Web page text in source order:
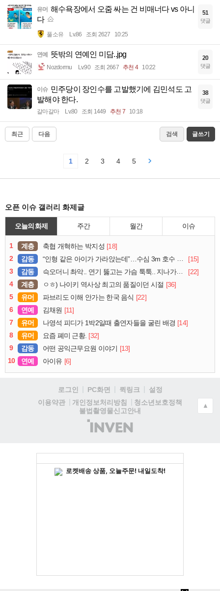
유머 해수욕장에서 오줌 싸는 건 비매너다 vs 아니
다
풀소유 Lv.86 조회 2627 10:25
51
댓글
연예 뜻밖의 연예인 미담..jpg
Nozdormu Lv.90 조회 2667 추천 4 10:22
20
댓글
이슈 민주당이 장인수를 고발했기에 김민석도 고
발해야 한다.
갈마갈마 Lv.80 조회 1449 추천 7 10:18
38
댓글
최근 다음 검색 글쓰기
1 2 3 4 5
오픈 이슈 갤러리 화제글
오늘의 화제 주간 월간 이슈
1 계층 축협 개혁하는 박지성 [18]
2
감동 “인형 같은 아이가 가라앉는데”…수심 3m 호수 뛰어든 60대 의인
[15]
3
감동 슥오더니 촤악.. 연기 뚫고는 가슴 툭툭.. 지나가던 아재의 정체
[22]
4
계층 ㅇㅎ) 나이키 역사상 최고의 품질이던 시절 [36]
5
유머 파브리도 이해 안가는 한국 음식 [22]
6
연예 김채원 [11]
7
유머 나영석 피디가 1박2일때 출연자들을 굴린 배경 [14]
8
유머 요즘 폐미 근황. [32]
9
감동 어떤 공익근무요원 이야기 [13]
10
연예 아이유 [6]
로그인 PC화면 퀵링크
설정
이용약관
개인정보처리방침
청소년보호정책
불법촬영물신고안내
(주)
인
▲